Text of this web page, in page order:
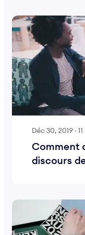
Déc 30, 2019 ·
Comment
discours